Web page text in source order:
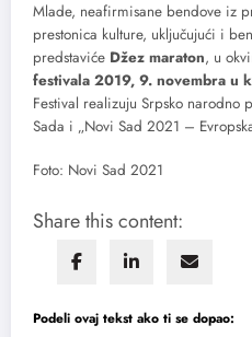
Mlade, neafirmisane bendove iz
prestonica kulture, uključujući i
predstaviće Džez maraton, u
festivala 2019, 9. novembra u
Festival realizuju Srpsko narodno
Sada i „Novi Sad 2021 –
Foto: Novi Sad 2021
Share this content:
Podeli ovaj tekst ako ti se dopao: